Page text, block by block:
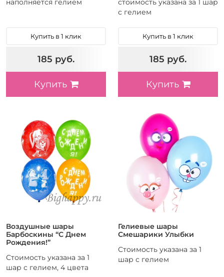
наполняется гелием
Купить в 1 клик
185 руб.
Купить
стоимость указана за 1 шар
с гелием
Купить в 1 клик
185 руб.
Купить
Воздушные шары
Барбоскины “С Днем
Рождения!”
Стоимость указана за 1
шар с гелием, 4 цвета
Гелиевые шары
Смешарики Улыбки
Стоимость указана за 1
шар с гелием